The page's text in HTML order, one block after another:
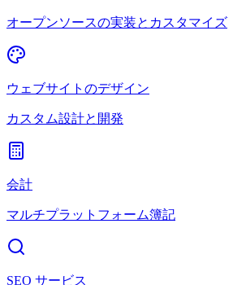
オープンソースの実装とカスタマイズ
ウェブサイトのデザイン
カスタム設計と開発
会計
マルチプラットフォーム簿記
SEO サービス